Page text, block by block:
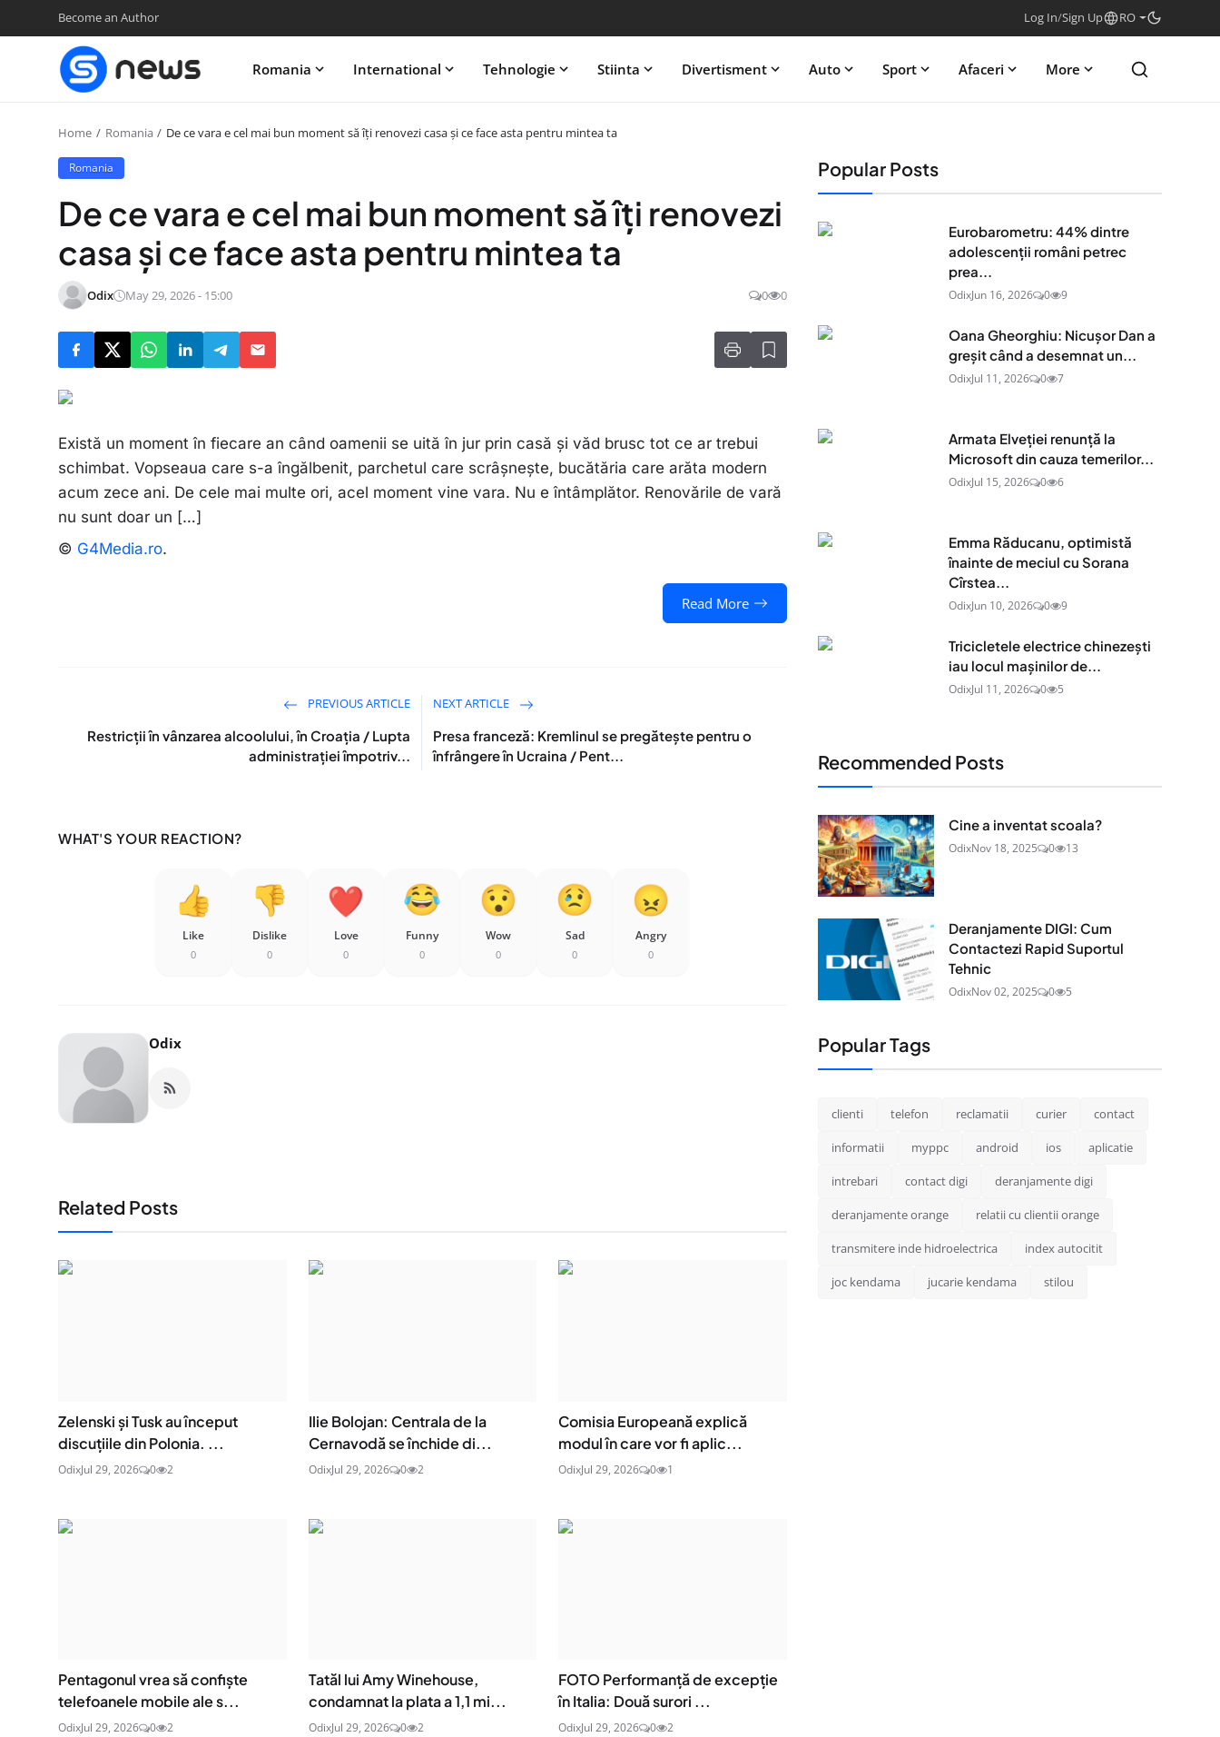
Become an Author Log In/Sign Up RO
Romania International Tehnologie Stiinta Divertisment Auto Sport Afaceri More
Home Romania De ce vara e cel mai bun moment să îți renovezi casa și ce face asta pentru mintea ta
Romania
De ce vara e cel mai bun moment să îți renovezi
casa și ce face asta pentru mintea ta
Odix May 29, 2026 - 15:00 0 0
Există un moment în fiecare an când oamenii se uită în jur prin casă și văd brusc tot ce ar trebui
schimbat. Vopseaua care s-a îngălbenit, parchetul care scrâșnește, bucătăria care arăta modern
acum zece ani. De cele mai multe ori, acel moment vine vara. Nu e întâmplător. Renovările de vară
nu sunt doar un […]
© G4Media.ro.
Read More
PREVIOUS ARTICLE
Restricții în vânzarea alcoolului, în Croația / Lupta
administrației împotriv...
NEXT ARTICLE
Presa franceză: Kremlinul se pregătește pentru o
înfrângere în Ucraina / Pent...
WHAT'S YOUR REACTION?
Like
0
Dislike
0
Love
0
Funny
0
Wow
0
Sad
0
Angry
0
Odix
Related Posts
Zelenski și Tusk au început
discuțiile din Polonia. ...
OdixJul 29, 2026 0 2
Ilie Bolojan: Centrala de la
Cernavodă se închide di...
OdixJul 29, 2026 0 2
Comisia Europeană explică
modul în care vor fi aplic...
OdixJul 29, 2026 0 1
Pentagonul vrea să confiște
telefoanele mobile ale s...
OdixJul 29, 2026 0 2
Tatăl lui Amy Winehouse,
condamnat la plata a 1,1 mi...
OdixJul 29, 2026 0 2
FOTO Performanță de excepție
în Italia: Două surori ...
OdixJul 29, 2026 0 2
Popular Posts
Eurobarometru: 44% dintre
adolescenţii români petrec
prea...
OdixJun 16, 2026 0 9
Oana Gheorghiu: Nicușor Dan a
greșit când a desemnat un...
OdixJul 11, 2026 0 7
Armata Elveției renunță la
Microsoft din cauza temerilor...
OdixJul 15, 2026 0 6
Emma Răducanu, optimistă
înainte de meciul cu Sorana
Cîrstea...
OdixJun 10, 2026 0 9
Tricicletele electrice chinezești
iau locul mașinilor de...
OdixJul 11, 2026 0 5
Recommended Posts
Cine a inventat scoala?
OdixNov 18, 2025 0 13
Deranjamente DIGI: Cum
Contactezi Rapid Suportul
Tehnic
OdixNov 02, 2025 0 5
Popular Tags
clienti telefon reclamatii curier contact
informatii myppc android ios aplicatie
intrebari contact digi deranjamente digi
deranjamente orange relatii cu clientii orange
transmitere inde hidroelectrica index autocitit
joc kendama jucarie kendama stilou